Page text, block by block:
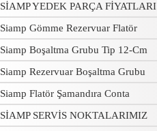
SİAMP YEDEK PARÇA FİYATLARI
Siamp Gömme Rezervuar Flatör
Siamp Boşaltma Grubu Tip 12-Cm
Siamp Rezervuar Boşaltma Grubu
Siamp Flatör Şamandıra Conta
SİAMP SERVİS NOKTALARIMIZ